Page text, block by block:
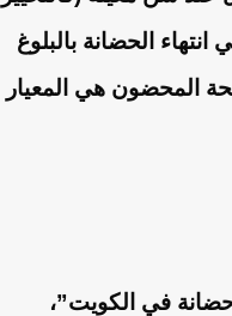
هي انتهاء الحضانة بالبلوغ
المحضون هي المعيار
في الكويت”،